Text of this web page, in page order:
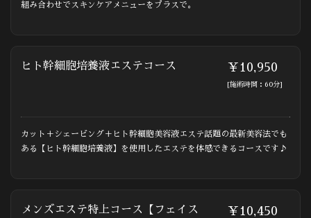
組み合わせでスキンケアメニューをプラスで。
ヒト幹細胞培養液エステコース ￥10,950
[施術時間：60分]
カット＋シェービング＋ヒト幹細胞美容液エステ話題の最新美容法でも
ある【ヒト幹細胞培養液】を使用したエステを体感できるコースです♪
メンズエステ特上コース【フェイス
￥10,450